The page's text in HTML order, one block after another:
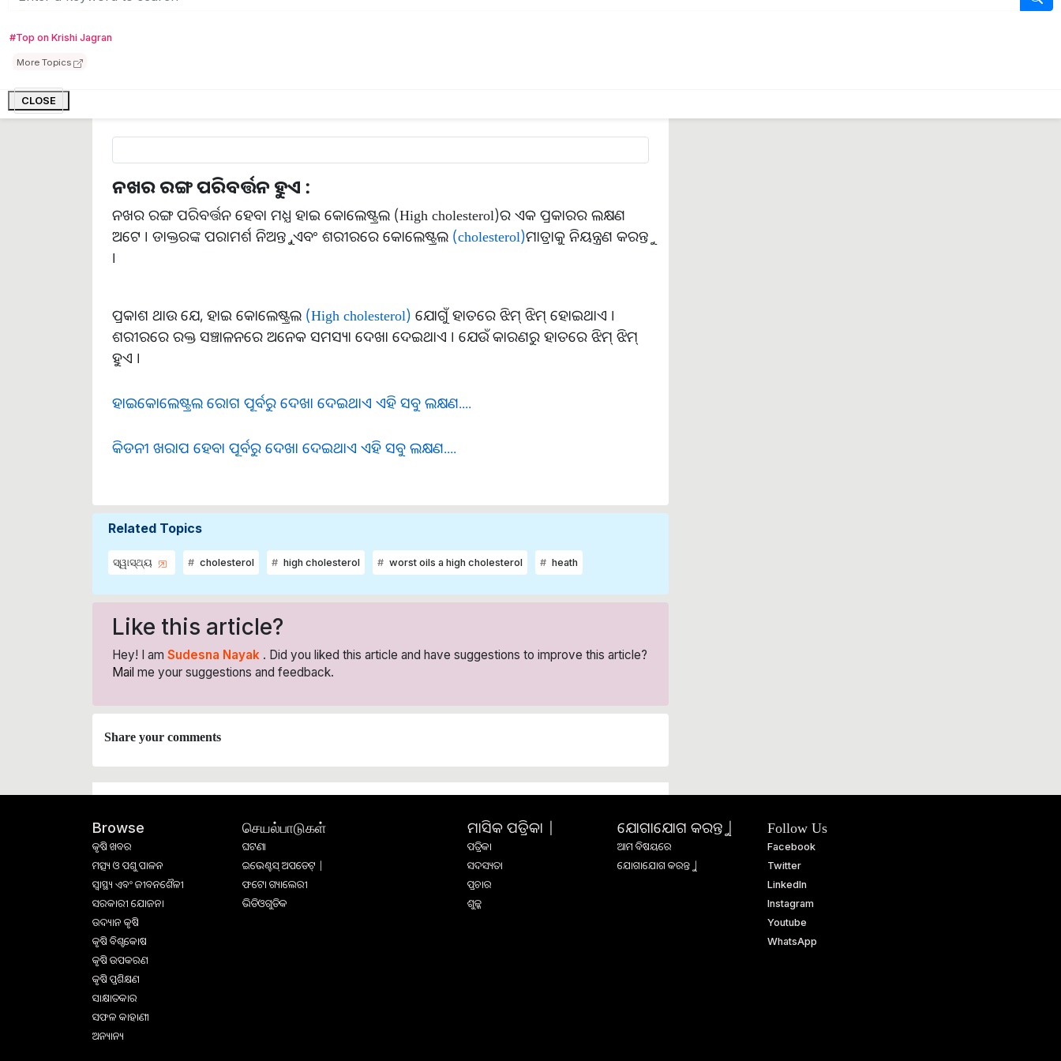
#Top on Krishi Jagran
More Topics
CLOSE
ନଖର ରଙ୍ଗ ପରିବର୍ତ୍ତନ ହୁଏ :
ନଖର ରଙ୍ଗ ପରିବର୍ତ୍ତନ ହେବା ମଧ୍ଯ ହାଇ କୋଲେଷ୍ଟ୍ରଲ (High cholesterol)ର ଏକ ପ୍ରକାରର ଲକ୍ଷଣ
ଅଟେ । ଡାକ୍ତରଙ୍କ ପରାମର୍ଶ ନିଅନ୍ତୁ ,ଏବଂ ଶରୀରରେ କୋଲେଷ୍ଟ୍ରଲ (cholesterol)ମାତ୍ରାକୁ ନିୟନ୍ତ୍ରଣ କରନ୍ତୁ
।
ପ୍ରକାଶ ଥାଉ ଯେ, ହାଇ କୋଲେଷ୍ଟ୍ରଲ (High cholesterol) ଯୋଗୁଁ ହାତରେ ଝିମ୍ ଝିମ୍ ହୋଇଥାଏ ।
ଶରୀରରେ ରକ୍ତ ସଞ୍ଚାଳନରେ ଅନେକ ସମସ୍ୟା ଦେଖା ଦେଇଥାଏ । ଯେଉଁ କାରଣରୁ ହାତରେ ଝିମ୍ ଝିମ୍
ହୁଏ ।
ହାଇକୋଲେଷ୍ଟ୍ରଲ ରୋଗ ପୂର୍ବରୁ ଦେଖା ଦେଇଥାଏ ଏହି ସବୁ ଲକ୍ଷଣ....
କିଡନୀ ଖରାପ ହେବା ପୂର୍ବରୁ ଦେଖା ଦେଇଥାଏ ଏହି ସବୁ ଲକ୍ଷଣ....
Related Topics
ସ୍ୱାସ୍ଥ୍ୟ cholesterol high cholesterol worst oils a high cholesterol heath
Like this article?
Hey! I am Sudesna Nayak . Did you liked this article and have suggestions to improve this article?
Mail me your suggestions and feedback.
Share your comments
Browse
କୃଷି ଖବର
ମତ୍ସ୍ୟ ଓ ପଶୁ ପାଳନ
ସ୍ୱାସ୍ଥ୍ୟ ଏବଂ ଜୀବନଶୈଳୀ
ସରକାରୀ ଯୋଜନା
ଉଦ୍ୟାନ କୃଷି
କୃଷି ବିଶ୍ବକୋଷ
କୃଷି ଉପକରଣ
କୃଷି ପ୍ରଶିକ୍ଷଣ
ସାକ୍ଷାତକାର
ସଫଳ କାହାଣୀ
ଅନ୍ୟାନ୍ୟ
செயல்பாடுகள்
ଘଟଣା
ଇଭେଣ୍ଟସ୍ ଅପଡେଟ୍ |
ଫଟୋ ଗ୍ୟାଲେରୀ
ଭିଡିଓଗୁଡିକ
ମାସିକ ପତ୍ରିକା |
ପତ୍ରିକା
ସଦସ୍ୟତା
ପ୍ରଚାର
ଶୁଳ୍କ
ଯୋଗାଯୋଗ କରନ୍ତୁ |
ଆମ ବିଷୟରେ
ଯୋଗାଯୋଗ କରନ୍ତୁ |
Follow Us
Facebook
Twitter
LinkedIn
Instagram
Youtube
WhatsApp